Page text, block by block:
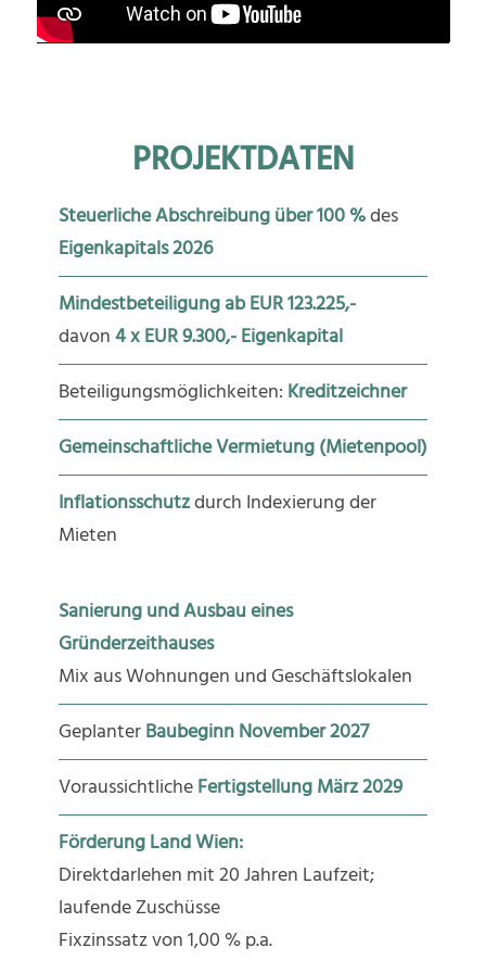
PROJEKTDATEN
Steuerliche Abschreibung über 100 %des
Eigenkapitals2026
Mindestbeteiligung ab EUR 123.225,-
davon4 x EUR 9.300,- Eigenkapital
Beteiligungsmöglichkeiten: Kreditzeichner
Gemeinschaftliche Vermietung (Mietenpool)
Inflationsschutzdurch Indexierung der
Mieten
Sanierung und Ausbau eines
Gründerzeithauses
Mix aus Wohnungen und Geschäftslokalen
GeplanterBaubeginn November 2027
VoraussichtlicheFertigstellung März 2029
Förderung Land Wien:
Direktdarlehen mit 20 Jahren Laufzeit;
laufende Zuschüsse
Fixzinssatz von 1,00 % p.a.